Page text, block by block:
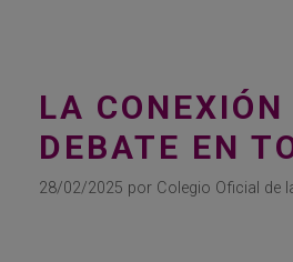
LA
DEBATE EN
28/02/2025 por Colegio Oficial de